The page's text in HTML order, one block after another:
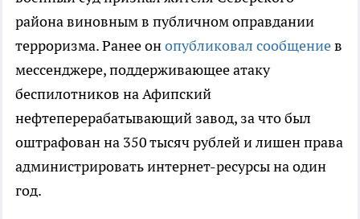
района виновным в публичном оправдании
терроризма. Ранее онопубликовал сообщениев
мессенджере, поддерживающее атаку
беспилотников на Афипский
нефтеперерабатывающий завод, за что был
оштрафован на 350 тысяч рублей и лишен права
администрировать интернет-ресурсы на один
год.